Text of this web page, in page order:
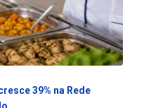
39% na Rede